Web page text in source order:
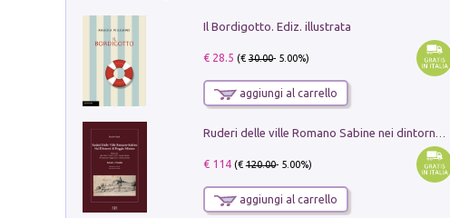
Il Bordigotto. Ediz. illustrata
€ 28.5 (€30.00- 5.00%)
aggiungi al carrello
€ 114(€120.00- 5.00%)
aggiungi al carrello